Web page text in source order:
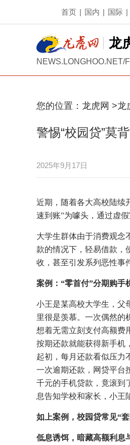
首页 | 国内 | 国际 |
龙
NEWS.LONGHOO.NET/
您的位置： 龙虎网 >龙
警惕“校园贷”莫
2025年9月17日
近期，随着各大高校陆续
速到账”为噱头，通过虚
大学生群体由于消费观念
款的情况下，轻易借款，
收，甚至引发系列恶性事
案例：“零首付”分期购手
小王是某高校大学生，父
里很是羡慕。一次偶然的
想着无需立刻支付高额费
按期还款就能获得新手机
起初，每月还款看似压力
一次逾期还款，网贷平台
千元的手机贷款，竟滚到
息告知学校和家长，小王
如上案例， 校园贷常见“
低息诱饵，暗藏高额利息